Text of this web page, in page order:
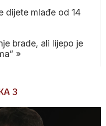
dijete mlađe od 14
brade, ali lijepo je
»
3